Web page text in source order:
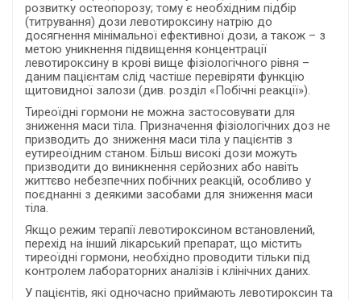
розвитку остеопорозу; тому є необхідним підбір
(титрування) дози левотироксину натрію до
досягнення мінімальної ефективної дози, а також – з
метою уникнення підвищення концентрації
левотироксину в крові вище фізіологічного рівня –
даним пацієнтам слід частіше перевіряти функцію
щитовидної залози (див. розділ «Побічні реакції»).
Тиреоїдні гормони не можна застосовувати для
зниження маси тіла. Призначення фізіологічних доз не
призводить до зниження маси тіла у пацієнтів з
еутиреоїдним станом. Більш високі дози можуть
призводити до виникнення серйозних або навіть
життєво небезпечних побічних реакцій, особливо у
поєднанні з деякими засобами для зниження маси
тіла.
Якщо режим терапії левотироксином встановлений,
перехід на інший лікарський препарат, що містить
тиреоїдні гормони, необхідно проводити тільки під
контролем лабораторних аналізів і клінічних даних.
У пацієнтів, які одночасно приймають левотироксин та